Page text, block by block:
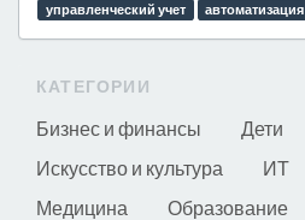
управленческий учет
автоматизация
КАТЕГОРИИ
Бизнес и финансы Дети
Искусство и культура
ИТ
Медицина
Образование